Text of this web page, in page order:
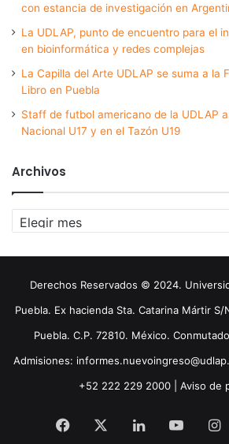
con estancia de investigación en
La UDLAP, punto de encuentro para el
en bioinformática y redes complejas
La Capilla del Arte UDLAP se suma a la
Libro en Puebla
Staff de futbol americano de la UDLAP
Nacional U17 y en el Tazón U19
Archivos
Archivos
Derechos Reservados © 2024.
Puebla. Ex hacienda Sta. Catarina Mártir S/
Puebla. C.P. 72810. México.
Admisiones:
+52 222 229 2000 | Aviso de
Facebook LinkedIn